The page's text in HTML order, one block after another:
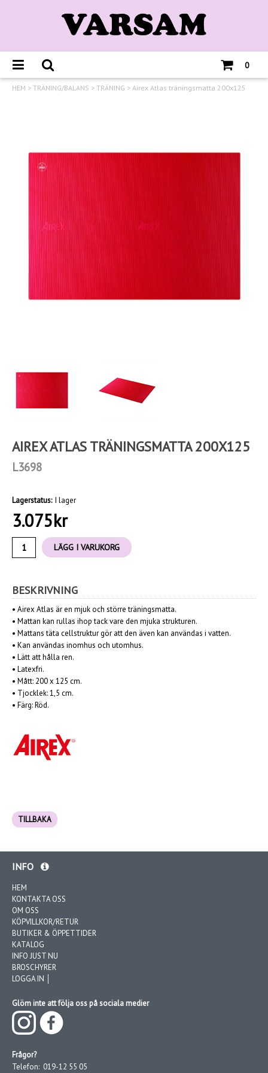
0
HEM > TRÄNING/BALANS > TRÄNING > Airex Atlas träningsmatta 200x125
AIREX ATLAS TRÄNINGSMATTA 200X125
L3698
Lagerstatus: I lager
3.075kr
LÄGG I VARUKORG
BESKRIVNING
• Airex Atlas är en mjuk och större träningsmatta.
• Mattan kan rullas ihop tack vare den mjuka strukturen.
• Mattans täta cellstruktur gör att den även kan användas i vatten.
• Kan användas inomhus och utomhus.
• Lätt att hålla ren.
• Latexfri.
• Mått: 200 x 125 cm.
• Tjocklek: 1,5 cm.
• Färg: Röd.
TILLBAKA
INFO
HEM
KONTAKTA OSS
OM OSS
KÖPVILLKOR/RETUR
BUTIKER & ÖPPETTIDER
KATALOG
INFO JUST NU
BROSCHYRER
LOGGA IN │
Glöm inte att följa oss på sociala medier
Frågor?
Telefon: 019-12 55 05